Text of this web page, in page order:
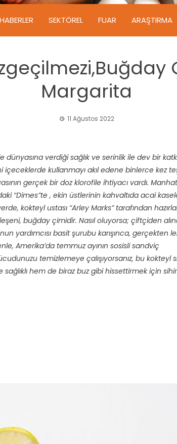
HABERLER SEKTÖREL FUAR ARAŞTIRMA
Margarita
11 Ağustos 2022
verdiği sağlık ve serinlik ile dev bir
içeceklerde kullanmayı akıl edene binlerce kez
gerçek bir doz klorofile ihtiyacı vardı.
“Dimes”te , ekin üstlerinin kahvaltıda acai
kokteyl ustası “Arley Marks” tarafından
buğday çimidir. Nasıl oluyorsa; çiftçiden
yardımcısı basit şurubu karışınca, gerçekten
Amerika’da temmuz ayının sosisli sandviç
temizlemeye çalışıyorsanız, bu kokteyl
hem de biraz buz gibi hissettirmek için